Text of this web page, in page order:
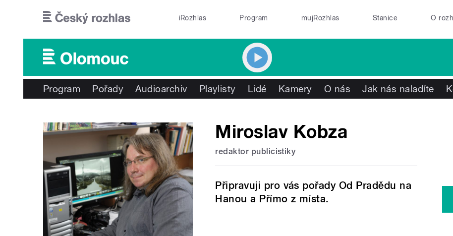
iRozhlas Program mujRozhlas Stanice O
Program Pořady Audioarchiv Playlisty Lidé Kamery O nás Jak nás naladíte
Miroslav Kobza
redaktor publicistiky
Připravuji pro vás pořady Od Pradědu na
Hanou a Přímo z místa.